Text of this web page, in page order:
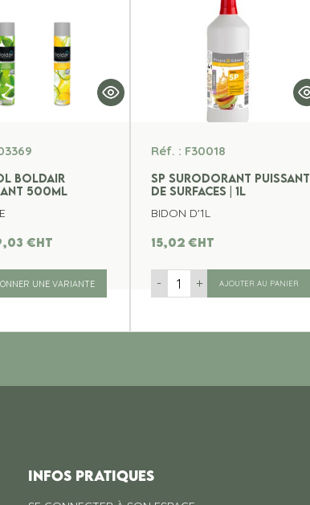
BOLDAIR
500ML
€ht
UNE VARIANTE
Réf. : F30018
SP SURODORANT PUISSANT
DE SURFACES | 1L
BIDON D'1L
15,02 €ht
- + AJOUTER AU PANIER
INFOS PRATIQUES